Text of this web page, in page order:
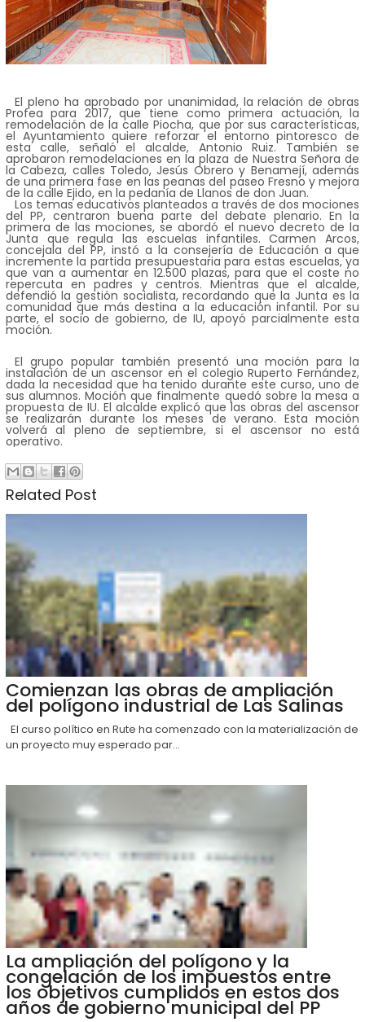
El pleno ha aprobado por unanimidad, la relación de obras
Profea para 2017, que tiene como primera actuación, la
remodelación de la calle Piocha, que por sus características,
el Ayuntamiento quiere reforzar el entorno pintoresco de
esta calle, señaló el alcalde, Antonio Ruiz. También se
aprobaron remodelaciones en la plaza de Nuestra Señora de
la Cabeza, calles Toledo, Jesús Obrero y Benamejí, además
de una primera fase en las peanas del paseo Fresno y mejora
de la calle Ejido, en la pedanía de Llanos de don Juan.
Los temas educativos planteados a través de dos mociones
del PP, centraron buena parte del debate plenario. En la
primera de las mociones, se abordó el nuevo decreto de la
Junta que regula las escuelas infantiles. Carmen Arcos,
concejala del PP, instó a la consejería de Educación a que
incremente la partida presupuestaria para estas escuelas, ya
que van a aumentar en 12.500 plazas, para que el coste no
repercuta en padres y centros. Mientras que el alcalde,
defendió la gestión socialista, recordando que la Junta es la
comunidad que más destina a la educación infantil. Por su
parte, el socio de gobierno, de IU, apoyó parcialmente esta
moción.
El grupo popular también presentó una moción para la
instalación de un ascensor en el colegio Ruperto Fernández,
dada la necesidad que ha tenido durante este curso, uno de
sus alumnos. Moción que finalmente quedó sobre la mesa a
propuesta de IU. El alcalde explicó que las obras del ascensor
se realizarán durante los meses de verano. Esta moción
volverá al pleno de septiembre, si el ascensor no está
operativo.
Related Post
Comienzan las obras de ampliación
del polígono industrial de Las Salinas
El curso político en Rute ha comenzado con la materialización de
un proyecto muy esperado par...
La ampliación del polígono y la
congelación de los impuestos entre
los objetivos cumplidos en estos dos
años de gobierno municipal del PP